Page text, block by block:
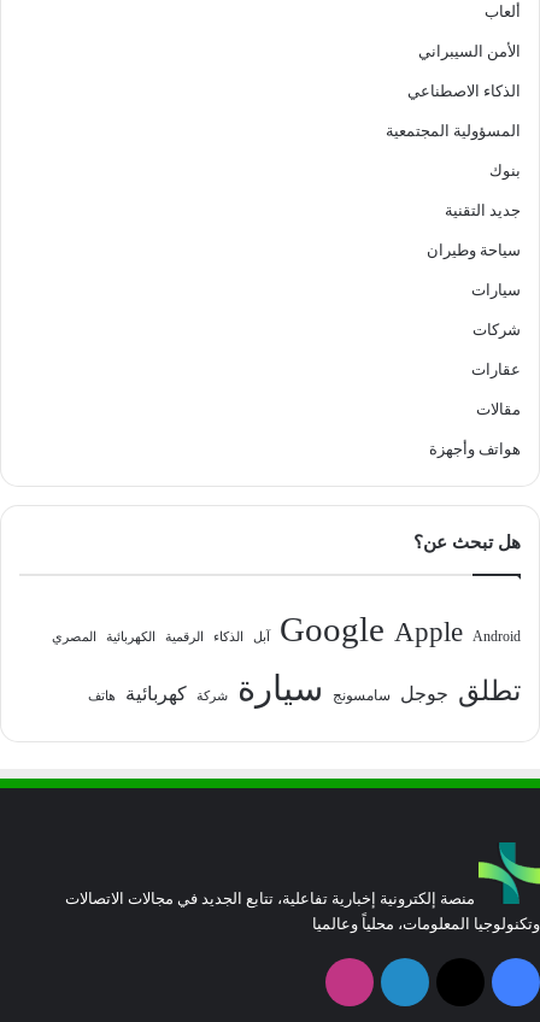
ألعاب
الأمن السيبراني
الذكاء الاصطناعي
المسؤولية المجتمعية
بنوك
جديد التقنية
سياحة وطيران
سيارات
شركات
عقارات
مقالات
هواتف وأجهزة
هل تبحث عن؟
Android
Apple
Google آبل الذكاء الرقمية الكهربائية المصري
تطلق جوجل سامسونج سيارة شركة كهربائية هاتف
منصة إلكترونية إخبارية تفاعلية، تتابع الجديد في مجالات الاتصالات
وتكنولوجيا المعلومات، محلياً وعالميا
فيسبوك
‫X لينكدإن انستقرام